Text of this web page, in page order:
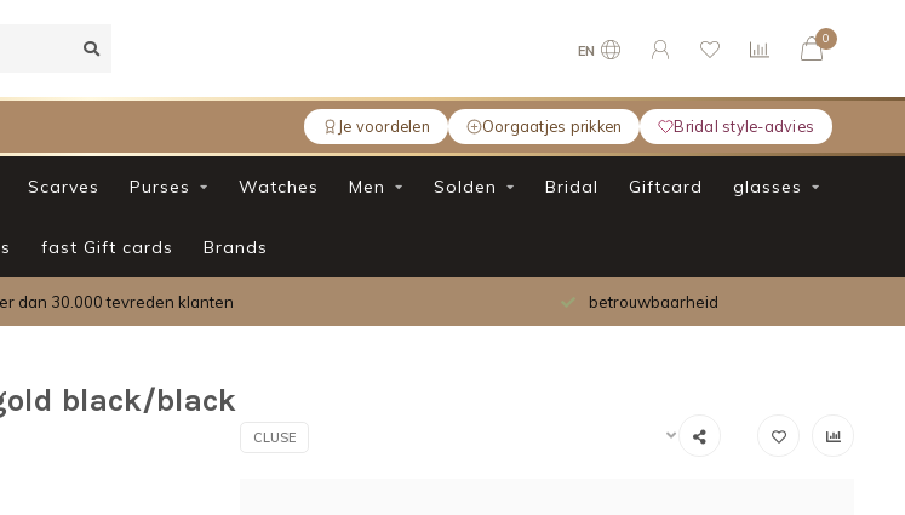
Je voordelen Oorgaatjes prikken Bridal style-advies
EN
0
Scarves Purses Watches Men Solden Bridal Giftcard glasses
fast Gift cards Brands
dan 30.000 tevreden klanten betrouwbaarheid
black/black
CLUSE